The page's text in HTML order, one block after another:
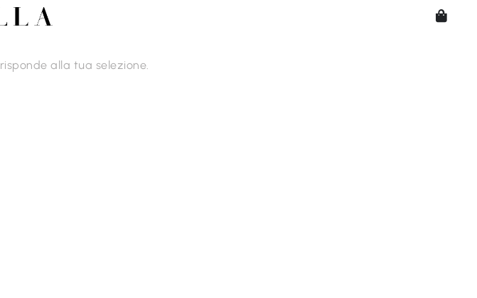
alla tua selezione.